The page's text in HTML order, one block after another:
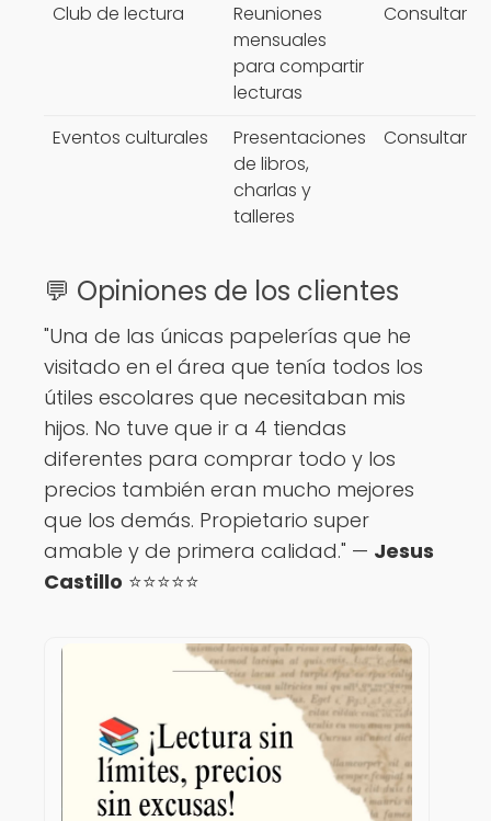
Club de lectura
Reuniones
mensuales
para compartir
lecturas
Consultar
Eventos culturales
Presentaciones
de libros,
charlas y
talleres
Consultar
💬 Opiniones de los clientes
"Una de las únicas papelerías que he
visitado en el área que tenía todos los
útiles escolares que necesitaban mis
hijos. No tuve que ir a 4 tiendas
diferentes para comprar todo y los
precios también eran mucho mejores
que los demás. Propietario super
amable y de primera calidad." — Jesus
Castillo ⭐️⭐️⭐️⭐️⭐️